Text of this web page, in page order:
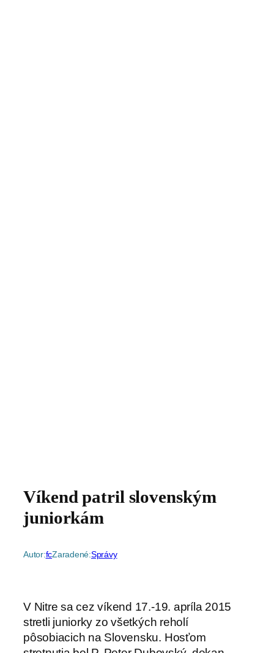
Víkend patril slovenským
juniorkám
Autor:fcZaradené:Správy
V Nitre sa cez víkend 17.-19. apríla 2015
stretli juniorky zo všetkých reholí
pôsobiacich na Slovensku. Hosťom